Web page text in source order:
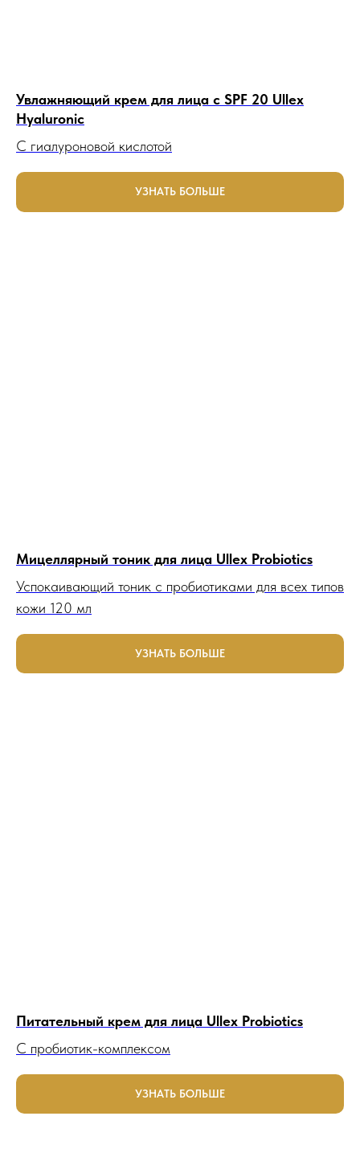
Увлажняющий крем для лица с SPF 20 Ullex
Hyaluronic
C гиалуроновой кислотой
УЗНАТЬ БОЛЬШЕ
Мицеллярный тоник для лица Ullex Probiotics
Успокаивающий тоник с пробиотиками для всех типов
кожи 120 мл
УЗНАТЬ БОЛЬШЕ
Питательный крем для лица Ullex Probiotics
С пробиотик-комплексом
УЗНАТЬ БОЛЬШЕ